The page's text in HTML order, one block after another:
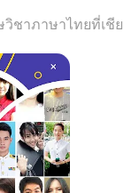
ชาภาษาไทยที่เชี